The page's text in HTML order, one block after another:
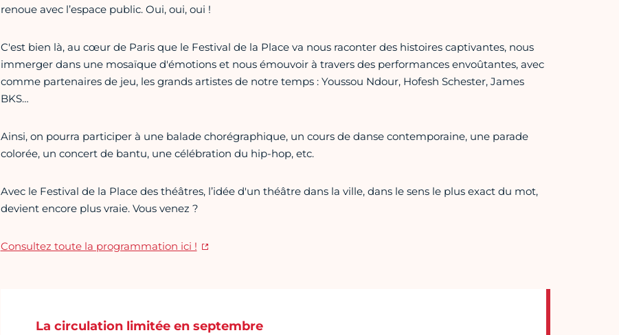
renoue avec l’espace public. Oui, oui, oui !
C'est bien là, au cœur de Paris que le Festival de la Place va nous raconter des histoires captivantes, nous
immerger dans une mosaïque d'émotions et nous émouvoir à travers des performances envoûtantes, avec
comme partenaires de jeu, les grands artistes de notre temps : Youssou Ndour, Hofesh Schester, James
BKS…
Ainsi, on pourra participer à une balade chorégraphique, un cours de danse contemporaine, une parade
colorée, un concert de bantu, une célébration du hip-hop, etc.
Avec le Festival de la Place des théâtres, l’idée d'un théâtre dans la ville, dans le sens le plus exact du mot,
devient encore plus vraie. Vous venez ?
Consultez toute la programmation ici !
La circulation limitée en septembre